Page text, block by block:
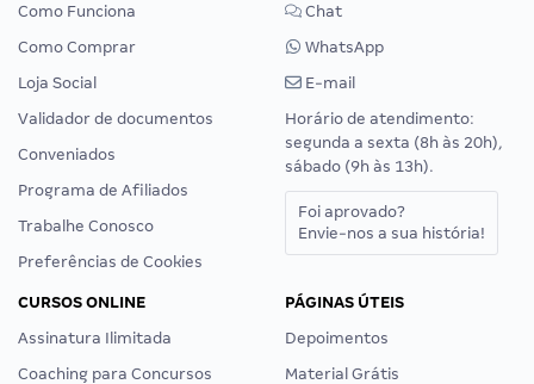
Como Funciona
Como Comprar
Loja Social
Validador de documentos
Conveniados
Programa de Afiliados
Trabalhe Conosco
Preferências de Cookies
Chat
WhatsApp
E-mail
Horário de atendimento:
segunda a sexta (8h às 20h),
sábado (9h às 13h).
Foi aprovado?
Envie-nos a sua história!
CURSOS ONLINE
Assinatura Ilimitada
Coaching para Concursos
PÁGINAS ÚTEIS
Depoimentos
Material Grátis